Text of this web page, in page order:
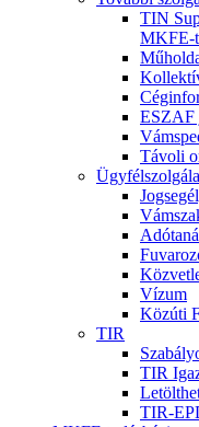
TIN
MKFE-
ESZAF
Távoli
Vízum
Közúti
TIR
TIR
TIR-